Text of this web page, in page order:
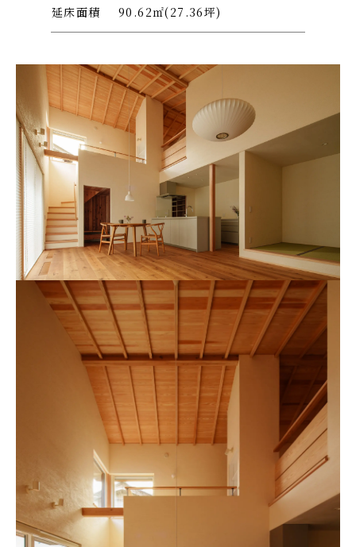
延床面積 90.62㎡(27.36坪)